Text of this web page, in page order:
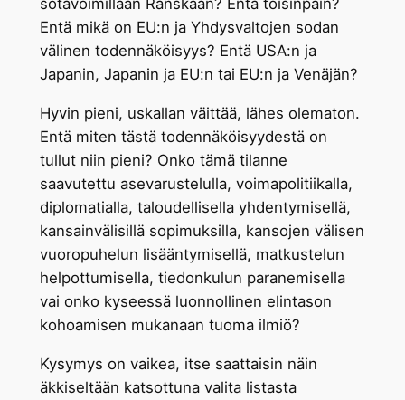
sotavoimillaan Ranskaan? Entä toisinpäin?
Entä mikä on EU:n ja Yhdysvaltojen sodan
välinen todennäköisyys? Entä USA:n ja
Japanin, Japanin ja EU:n tai EU:n ja Venäjän?
Hyvin pieni, uskallan väittää, lähes olematon.
Entä miten tästä todennäköisyydestä on
tullut niin pieni? Onko tämä tilanne
saavutettu asevarustelulla, voimapolitiikalla,
diplomatialla, taloudellisella yhdentymisellä,
kansainvälisillä sopimuksilla, kansojen välisen
vuoropuhelun lisääntymisellä, matkustelun
helpottumisella, tiedonkulun paranemisella
vai onko kyseessä luonnollinen elintason
kohoamisen mukanaan tuoma ilmiö?
Kysymys on vaikea, itse saattaisin näin
äkkiseltään katsottuna valita listasta